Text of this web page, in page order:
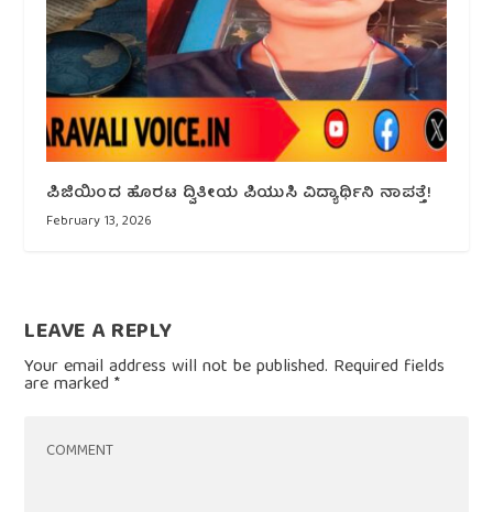
ಪಿಜಿಯಿಂದ ಹೊರಟ ದ್ವಿತೀಯ ಪಿಯುಸಿ ವಿದ್ಯಾರ್ಥಿನಿ ನಾಪತ್ತೆ!
February 13, 2026
LEAVE A REPLY
Your email address will not be published. Required fields
are marked*